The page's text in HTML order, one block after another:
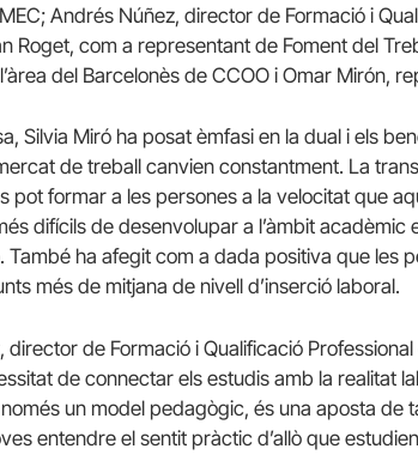
Andrés Núñez, director de Formació i
Roget, com a representant de Foment del
del Barcelonès de CCOO i Omar Mirón,
Silvia Miró ha posat èmfasi en la dual i els
de treball canvien constantment. La
pot formar a les persones a la velocitat que
difícils de desenvolupar a l’àmbit acadèmic
També ha afegit com a dada positiva que les
més de mitjana de nivell d’inserció laboral.
director de Formació i Qualificació
de connectar els estudis amb la realitat
només un model pedagògic, és una aposta de
entendre el sentit pràctic d’allò que